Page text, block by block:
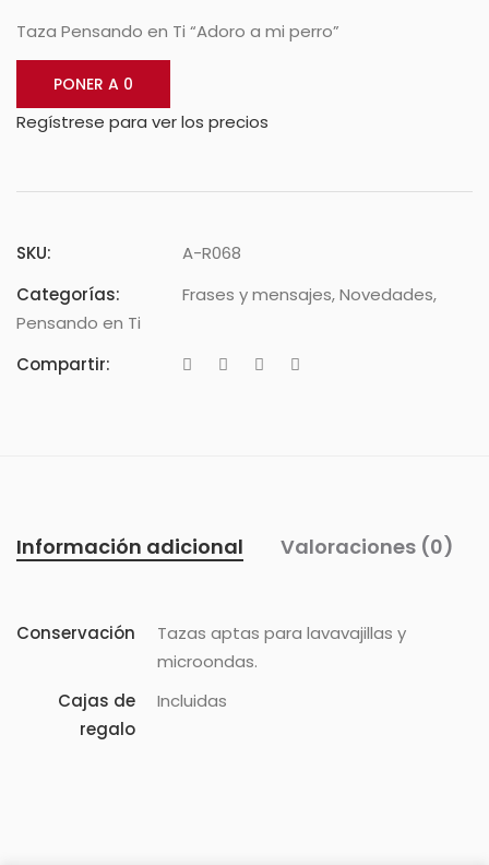
Taza Pensando en Ti “Adoro a mi perro”
PONER A 0
Regístrese para ver los precios
SKU:
A-R068
Categorías:
Frases y mensajes,Novedades,
Pensando en Ti
Compartir:
Información adicional Valoraciones (0)
Conservación
Tazas aptas para lavavajillas y
microondas.
Cajas de
regalo
Incluidas